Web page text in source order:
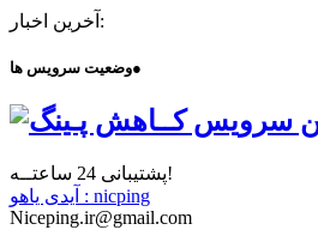
آخرین اخبار:
وضعیت سرویس ها●
پشتیبانی 24 ساعتــه!
آیدی یاهو : nicping
Niceping.ir@gmail.com